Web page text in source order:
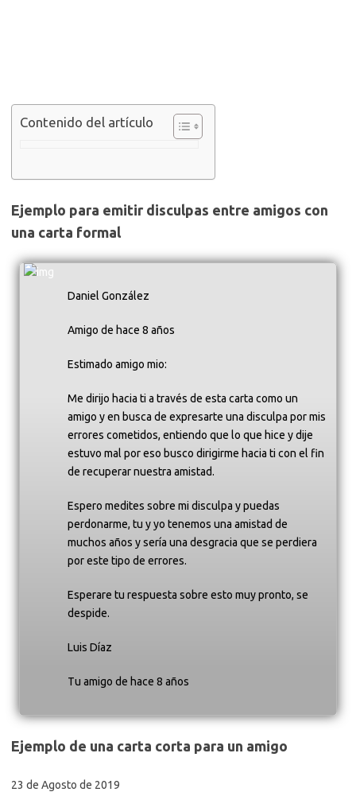
Contenido del artículo
Ejemplo para emitir disculpas entre amigos con
una carta formal
Daniel González
Amigo de hace 8 años
Estimado amigo mio:
Me dirijo hacia ti a través de esta carta como un
amigo y en busca de expresarte una disculpa por mis
errores cometidos, entiendo que lo que hice y dije
estuvo mal por eso busco dirigirme hacia ti con el fin
de recuperar nuestra amistad.
Espero medites sobre mi disculpa y puedas
perdonarme, tu y yo tenemos una amistad de
muchos años y sería una desgracia que se perdiera
por este tipo de errores.
Esperare tu respuesta sobre esto muy pronto, se
despide.
Luis Díaz
Tu amigo de hace 8 años
Ejemplo de una carta corta para un amigo
23 de Agosto de 2019